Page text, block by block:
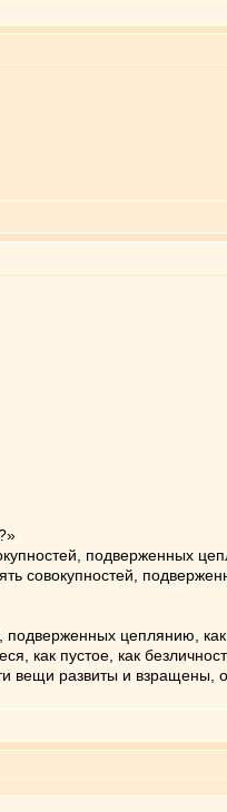
подверженных
совокупностей,
цеплянию,
как пустое, как
вещи развиты и